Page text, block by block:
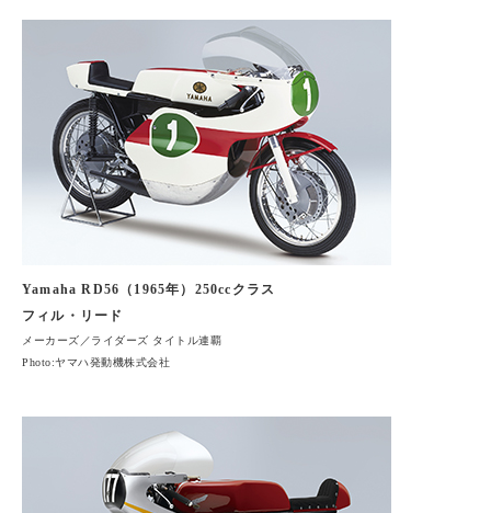
Yamaha RD56（1965年）250ccクラス
フィル・リード
メーカーズ／ライダーズ タイトル連覇
Photo:ヤマハ発動機株式会社